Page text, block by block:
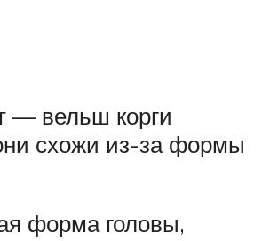
— вельш корги
схожи из-за формы
форма головы,